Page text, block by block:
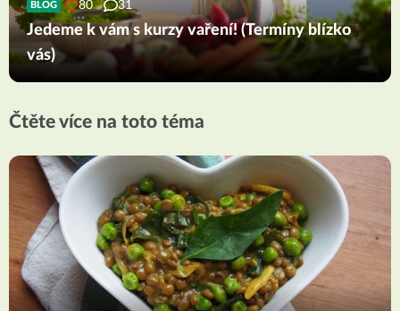
BLOG 80 31
Jedeme k vám s kurzy vaření! (Termíny blízko
vás)
Čtěte více na toto téma